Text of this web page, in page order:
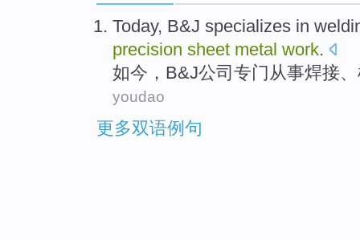
Today, B&J specializes in
precision sheet metal work.
如今 ， B&J公司专门从事焊接、
youdao
更多双语例句